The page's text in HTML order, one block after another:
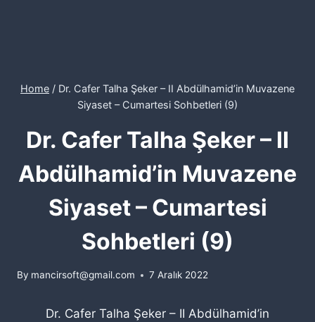
Home / Dr. Cafer Talha Şeker – II Abdülhamid’in Muvazene
Siyaset – Cumartesi Sohbetleri (9)
Dr. Cafer Talha Şeker – II
Abdülhamid’in Muvazene
Siyaset – Cumartesi
Sohbetleri (9)
By mancirsoft@gmail.com 7 Aralık 2022
Dr. Cafer Talha Şeker – II Abdülhamid’in